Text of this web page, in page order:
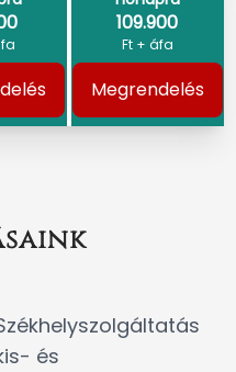
109.900
Ft + áfa
Megrendelés
és